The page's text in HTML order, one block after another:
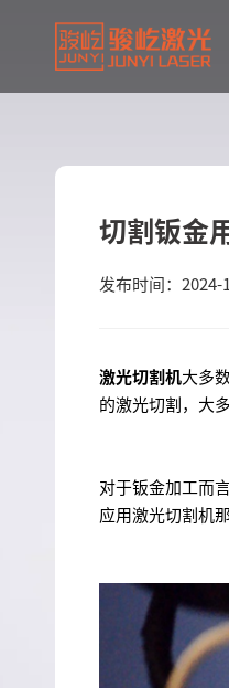
切割钣金
发布时间：2024-
激光切割机大多
的激光切割，大
对于钣金加工而
应用激光切割机